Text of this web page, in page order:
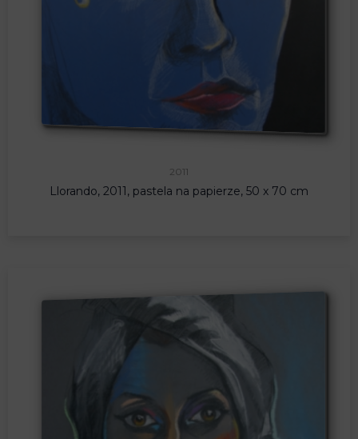
2011
Llorando, 2011, pastela na papierze, 50 x 70 cm